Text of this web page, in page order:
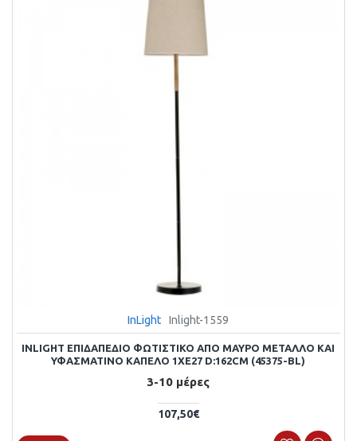
InLight Inlight-1559
INLIGHT ΕΠΙΔΑΠΈΔΙΟ ΦΩΤΙΣΤΙΚΌ ΑΠΌ ΜΑΎΡΟ ΜΈΤΑΛΛΟ ΚΑΙ
ΥΦΑΣΜΆΤΙΝΟ ΚΑΠΈΛΟ 1XE27 D:162CM (45375-BL)
3-10 μέρες
107,50€